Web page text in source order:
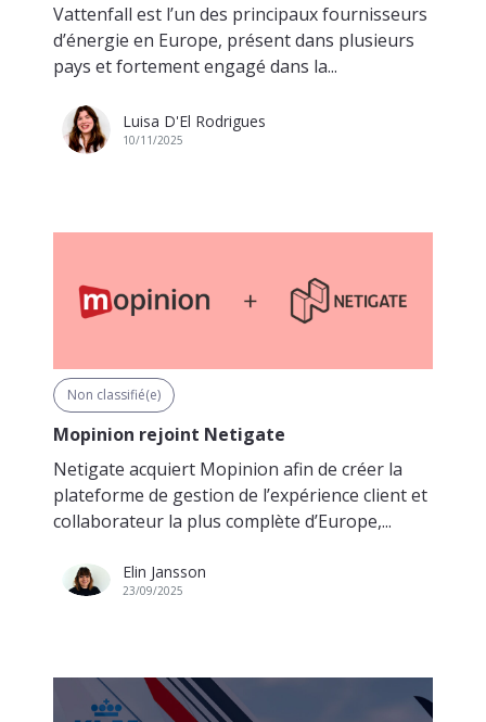
Vattenfall est l’un des principaux fournisseurs
d’énergie en Europe, présent dans plusieurs
pays et fortement engagé dans la...
Luisa D'El Rodrigues
10/11/2025
Non classifié(e)
Mopinion rejoint Netigate
Netigate acquiert Mopinion afin de créer la
plateforme de gestion de l’expérience client et
collaborateur la plus complète d’Europe,...
Elin Jansson
23/09/2025